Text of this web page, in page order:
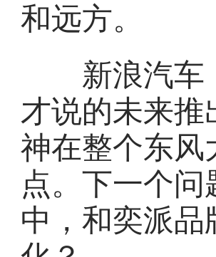
和远方。
新浪汽车：
才说的未来
神在整个东风
点。下一个
中，和奕派